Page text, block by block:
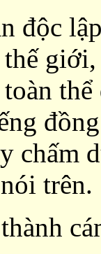
độc
chấm
trên.